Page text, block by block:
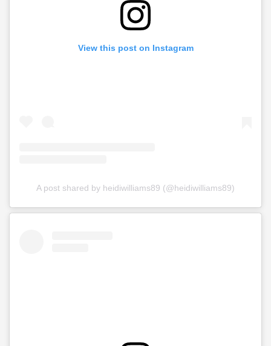
View this post on Instagram
A post shared by heidiwilliams89 (@heidiwilliams89)